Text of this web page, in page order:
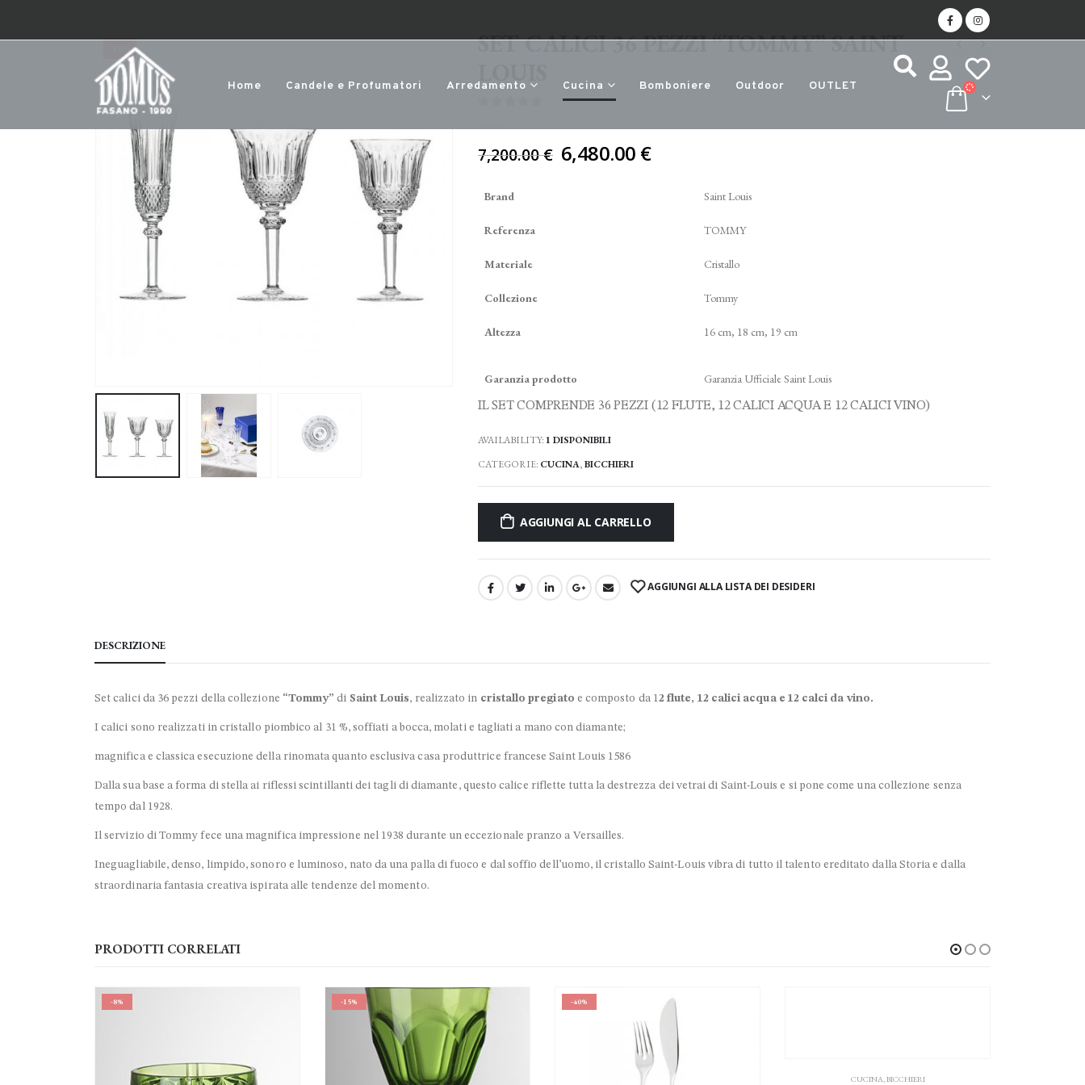
Home Candele e Profumatori Arredamento Cucina Bomboniere Outdoor OUTLET
-10%
SET CALICI 36 PEZZI “TOMMY” SAINT
LOUIS
7,200.00€ Il
prezzo
6,480.00 €
Brand Saint Louis
Referenza TOMMY
Materiale Cristallo
Collezione Tommy
Altezza 16 cm, 18 cm, 19 cm
Garanzia prodotto Garanzia Ufficiale Saint Louis
IL SET COMPRENDE 36 PEZZI (12 FLUTE, 12 CALICI ACQUA E 12 CALICI VINO)
AVAILABILITY: 1 DISPONIBILI
CATEGORIE: CUCINA,BICCHIERI
AGGIUNGI AL CARRELLO
AGGIUNGI ALLA LISTA DEI DESIDERI
DESCRIZIONE
Set calici da 36 pezzi della collezione “Tommy”di Saint Louis, realizzato in cristallo pregiato e composto da 1 2 flute, 12 calici acqua e 12 calci da vino.
I calici sono realizzati in cristallo piombico al 31 %, soffiati a bocca, molati e tagliati a mano con diamante;
magnifica e classica esecuzione della rinomata quanto esclusiva casa produttrice francese Saint Louis 1586
Dalla sua base a forma di stella ai riflessi scintillanti dei tagli di diamante, questo calice riflette tutta la destrezza dei vetrai di Saint-Louis e si pone come una collezione senza
tempo dal 1928.
Il servizio di Tommy fece una magnifica impressione nel 1938 durante un eccezionale pranzo a Versailles.
Ineguagliabile, denso, limpido, sonoro e luminoso, nato da una palla di fuoco e dal soffio dell’uomo, il cristallo Saint-Louis vibra di tutto il talento ereditato dalla Storia e dalla
straordinaria fantasia creativa ispirata alle tendenze del momento.
PRODOTTI CORRELATI
-8% -15% -40%
CUCINA BICCHIERI